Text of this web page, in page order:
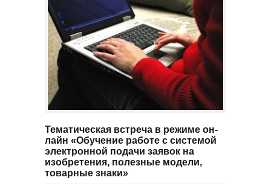
Тематическая встреча в режиме он-
лайн «Обучение работе с системой
электронной подачи заявок на
изобретения, полезные модели,
товарные знаки»